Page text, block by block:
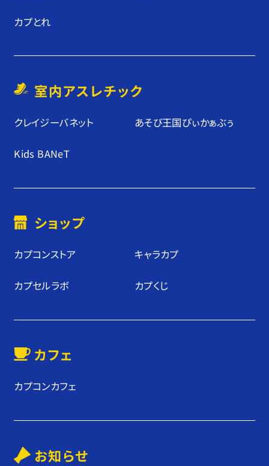
カプとれ
室内アスレチック
クレイジーバネット あそび王国ぴぃかぁぶぅ
Kids BANeT
ショップ
カプコンストア キャラカプ
カプセルラボ カプくじ
カフェ
カプコンカフェ
お知らせ